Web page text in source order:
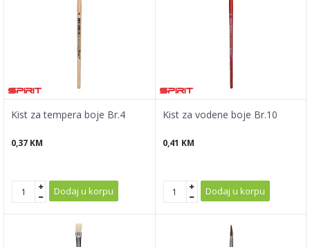
Kist za tempera boje Br.4
0,37 KM
Dodaj u korpu
Kist za vodene boje Br.10
0,41 KM
Dodaj u korpu